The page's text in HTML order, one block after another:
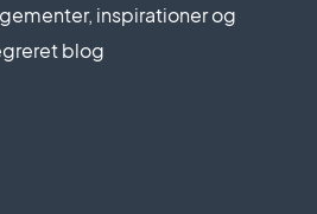
inspirationer og
blog